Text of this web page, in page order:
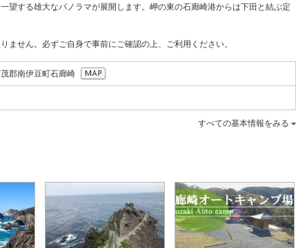
望する雄大なパノラマが展開します。岬の東の石廊崎港からは下田と結ぶ定
せん。必ずご自身で事前にご確認の上、ご利用ください。
郡南伊豆町石廊崎
すべての基本情報をみる